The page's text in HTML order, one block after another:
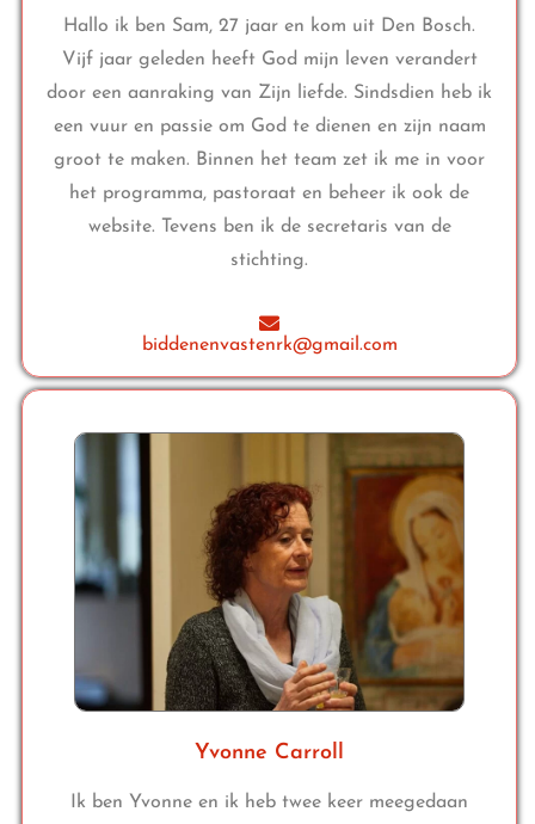
Hallo ik ben Sam, 27 jaar en kom uit Den Bosch.
Vijf jaar geleden heeft God mijn leven verandert
door een aanraking van Zijn liefde. Sindsdien heb ik
een vuur en passie om God te dienen en zijn naam
groot te maken. Binnen het team zet ik me in voor
het programma, pastoraat en beheer ik ook de
website. Tevens ben ik de secretaris van de
stichting.
biddenenvastenrk@gmail.com
Yvonne Carroll
Ik ben Yvonne en ik heb twee keer meegedaan